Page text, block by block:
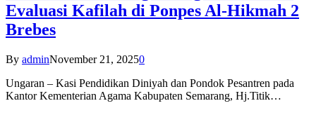
Evaluasi Kafilah di Ponpes Al-Hikmah 2
Brebes
By adminNovember 21, 20250
Ungaran – Kasi Pendidikan Diniyah dan Pondok Pesantren pada
Kantor Kementerian Agama Kabupaten Semarang, Hj.Titik…